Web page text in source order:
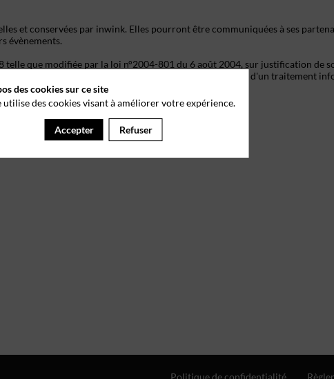
et conservées par inwink. Elles pourront être communiquées à ses
évènements.
que modifiée par la loi n°2004-801 du 6 août 2004, sur justification de
à ce que les données le concernant fassent l'objet d'un traitement
des cookies sur ce site
utilise des cookies visant à améliorer votre expérience.
Accepter Refuser